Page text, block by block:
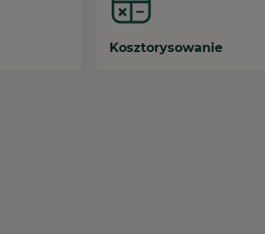
Kosztorysowanie